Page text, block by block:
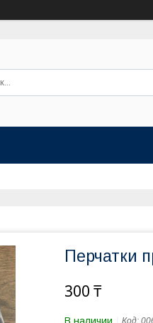
Перчатки
300 ₸
Код: